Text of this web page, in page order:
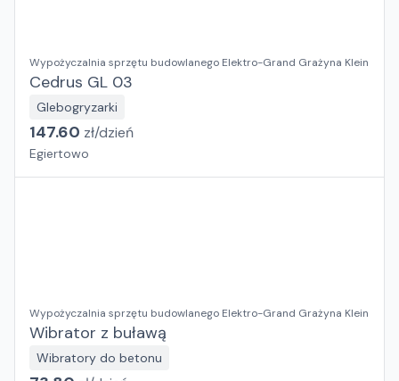
Wypożyczalnia sprzętu budowlanego Elektro-Grand Grażyna Klein
Cedrus GL 03
Glebogryzarki
147.60 zł/dzień
Egiertowo
Wypożyczalnia sprzętu budowlanego Elektro-Grand Grażyna Klein
Wibrator z buławą
Wibratory do betonu